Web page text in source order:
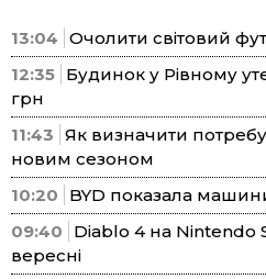
13:04 Очолити світовий
12:35 Будинок у Рівному
грн
11:43 Як визначити
новим сезоном
10:20
BYD показала
09:40
Diablo 4 на Nintendo
вересні